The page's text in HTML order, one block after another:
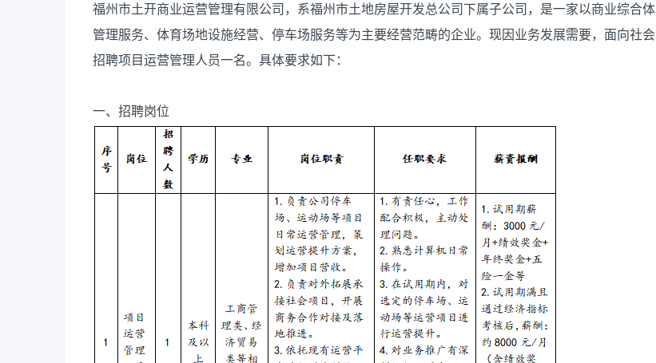
福州市土开商业运营管理有限公司，系福州市土地房屋开发总公司下属子公司，是一家以商业综合体
管理服务、体育场地设施经营、停车场服务等为主要经营范畴的企业。现因业务发展需要，面向社会
招聘项目运营管理人员一名。具体要求如下：
一、招聘岗位